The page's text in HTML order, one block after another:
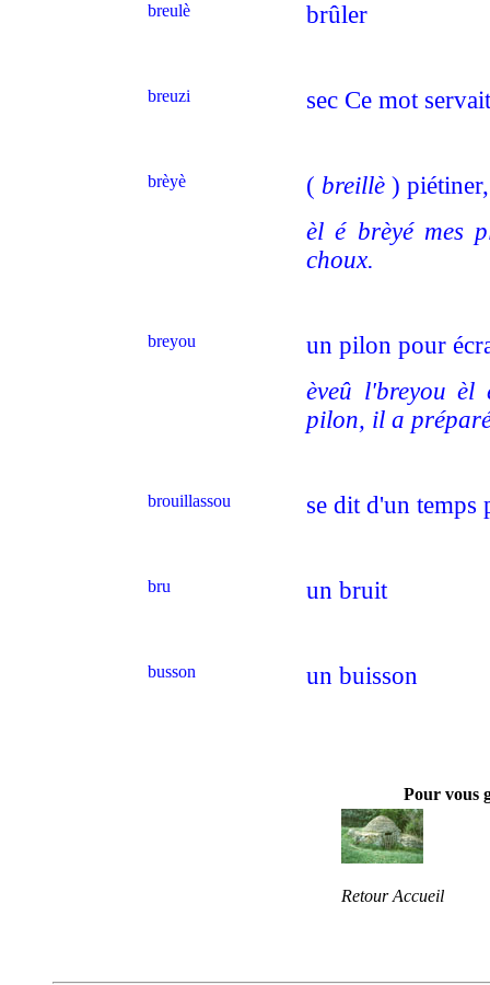
breulè brûler
breuzi sec Ce mot
brèyè ( breillè )
èl é brèyé mes
choux.
breyou
un pilon pour
èveû l'breyou èl
pilon, il a
brouillassou se dit d'un temps
bru un bruit
busson un buisson
Pour vous
Retour Accueil